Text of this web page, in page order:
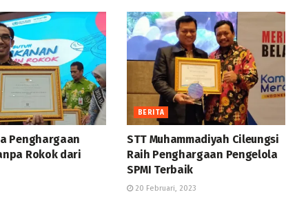
Penghargaan
Rokok dari
BERITA
STT Muhammadiyah Cileungsi
Raih Penghargaan Pengelola
SPMI Terbaik
20 Februari, 2023